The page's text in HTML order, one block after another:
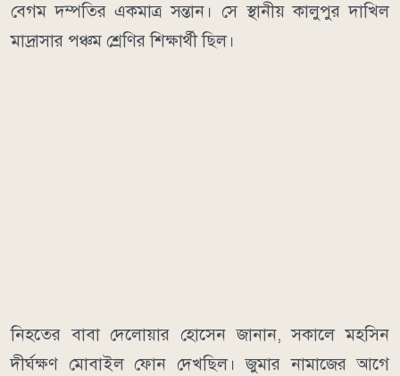
বেগম দম্পতির একমাত্র সন্তান। সে স্থানীয় কালুপুর দাখিল
মাদ্রাসার পঞ্চম শ্রেণির শিক্ষার্থী ছিল।
নিহতের বাবা দেলোয়ার হোসেন জানান, সকালে মহসিন
দীর্ঘক্ষণ মোবাইল ফোন দেখছিল। জুমার নামাজের আগে